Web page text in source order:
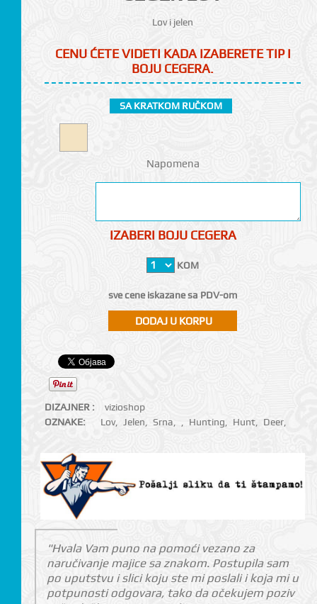
Lov i jelen
CENU ĆETE VIDETI KADA IZABERETE TIP I
BOJU CEGERA.
SA KRATKOM RUČKOM
Napomena
IZABERI BOJU CEGERA
KOM
sve cene iskazane sa PDV-om
DIZAJNER :
vizioshop
OZNAKE:
Lov, Jelen, Srna, , Hunting, Hunt, Deer,
"Hvala Vam puno na pomoći vezano za
naručivanje majice sa znakom. Postupila sam
po uputstvu i slici koju ste mi poslali i koja mi u
potpunosti odgovara, tako da očekujem poziv